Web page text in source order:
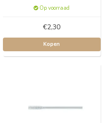
Op voorraad
€2,30
Kopen